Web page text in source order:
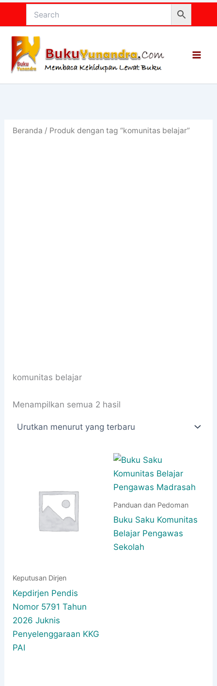
konten
Beranda / Produk dengan tag “komunitas belajar”
komunitas belajar
Menampilkan semua 2 hasil
terbaru
Keputusan Dirjen
Kepdirjen Pendis
Nomor 5791 Tahun
2026 Juknis
Penyelenggaraan KKG
PAI
Panduan dan Pedoman
Buku Saku Komunitas
Belajar Pengawas
Sekolah